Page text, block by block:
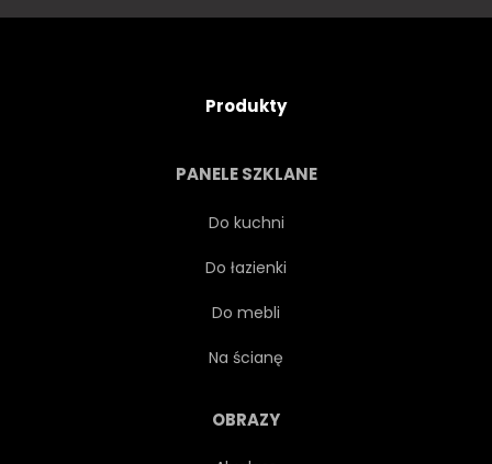
AKWARELA ILUSTRACJA
SEN
NARODZINY
Produkty
PANELE SZKLANE
Do kuchni
Do łazienki
Do mebli
Na ścianę
OBRAZY